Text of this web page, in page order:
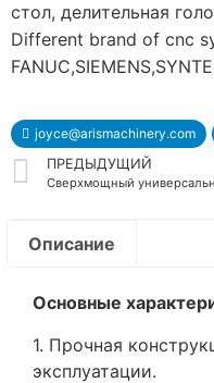
стол, делительная
Different brand of cnc
joyce@arismachinery.com
ПРЕДЫДУЩИЙ
Описание
Основные
1. Прочная
эксплуатации.